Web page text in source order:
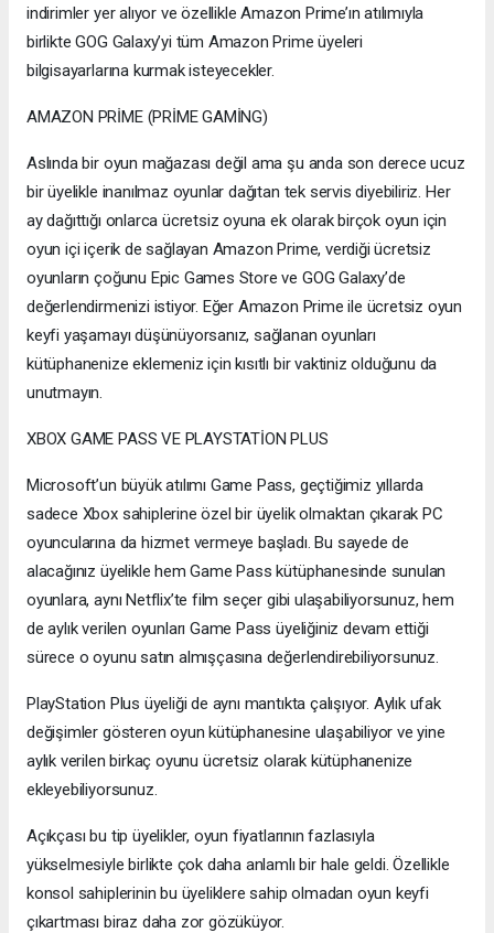
indirimler yer alıyor ve özellikle Amazon Prime’ın atılımıyla
birlikte GOG Galaxy’yi tüm Amazon Prime üyeleri
bilgisayarlarına kurmak isteyecekler.
AMAZON PRİME (PRİME GAMİNG)
Aslında bir oyun mağazası değil ama şu anda son derece ucuz
bir üyelikle inanılmaz oyunlar dağıtan tek servis diyebiliriz. Her
ay dağıttığı onlarca ücretsiz oyuna ek olarak birçok oyun için
oyun içi içerik de sağlayan Amazon Prime, verdiği ücretsiz
oyunların çoğunu Epic Games Store ve GOG Galaxy’de
değerlendirmenizi istiyor. Eğer Amazon Prime ile ücretsiz oyun
keyfi yaşamayı düşünüyorsanız, sağlanan oyunları
kütüphanenize eklemeniz için kısıtlı bir vaktiniz olduğunu da
unutmayın.
XBOX GAME PASS VE PLAYSTATİON PLUS
Microsoft’un büyük atılımı Game Pass, geçtiğimiz yıllarda
sadece Xbox sahiplerine özel bir üyelik olmaktan çıkarak PC
oyuncularına da hizmet vermeye başladı. Bu sayede de
alacağınız üyelikle hem Game Pass kütüphanesinde sunulan
oyunlara, aynı Netflix’te film seçer gibi ulaşabiliyorsunuz, hem
de aylık verilen oyunları Game Pass üyeliğiniz devam ettiği
sürece o oyunu satın almışçasına değerlendirebiliyorsunuz.
PlayStation Plus üyeliği de aynı mantıkta çalışıyor. Aylık ufak
değişimler gösteren oyun kütüphanesine ulaşabiliyor ve yine
aylık verilen birkaç oyunu ücretsiz olarak kütüphanenize
ekleyebiliyorsunuz.
Açıkçası bu tip üyelikler, oyun fiyatlarının fazlasıyla
yükselmesiyle birlikte çok daha anlamlı bir hale geldi. Özellikle
konsol sahiplerinin bu üyeliklere sahip olmadan oyun keyfi
çıkartması biraz daha zor gözüküyor.